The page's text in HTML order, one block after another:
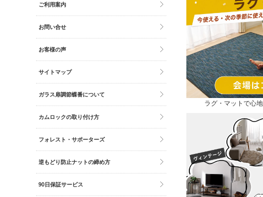
ラグ・マットで心
バッグ
財布
ご利用案内
お問い合せ
お客様の声
サイトマップ
ガラス扉調節蝶番について
カムロックの取り付け方
フォレスト・サポーターズ
逆もどり防止ナットの締め方
90日保証サービス